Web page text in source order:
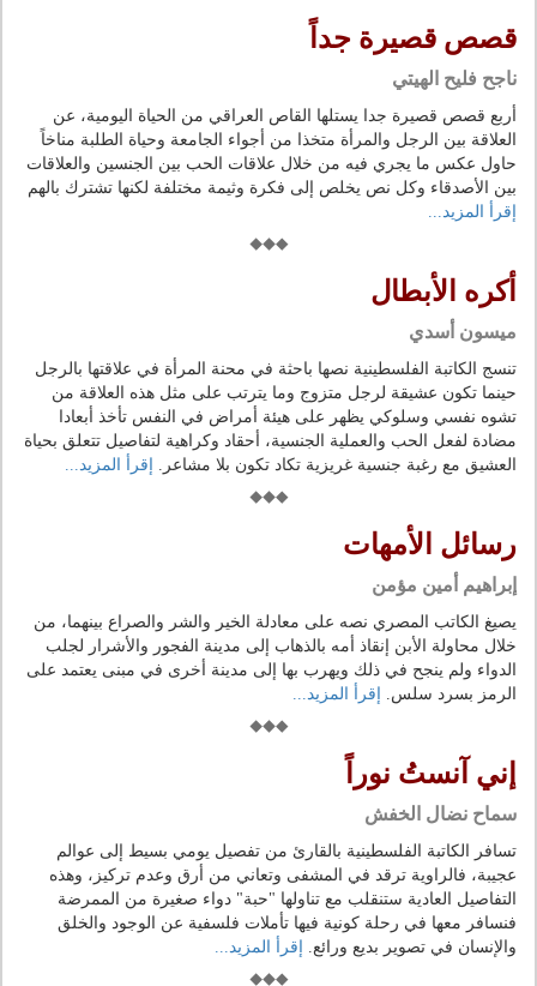
قصص قصيرة جداً
ناجح فليح الهيتي
أربع قصص قصيرة جدا يستلها القاص العراقي من الحياة اليومية، عن
العلاقة بين الرجل والمرأة متخذا من أجواء الجامعة وحياة الطلبة مناخاً
حاول عكس ما يجري فيه من خلال علاقات الحب بين الجنسين والعلاقات
بين الأصدقاء وكل نص يخلص إلى فكرة وثيمة مختلفة لكنها تشترك بالهم
إقرأ المزيد...
أكره الأبطال
ميسون أسدي
تنسج الكاتبة الفلسطينية نصها باحثة في محنة المرأة في علاقتها بالرجل
حينما تكون عشيقة لرجل متزوج وما يترتب على مثل هذه العلاقة من
تشوه نفسي وسلوكي يظهر على هيئة أمراض في النفس تأخذ أبعادا
مضادة لفعل الحب والعملية الجنسية، أحقاد وكراهية لتفاصيل تتعلق بحياة
العشيق مع رغبة جنسية غريزية تكاد تكون بلا مشاعر.
إقرأ المزيد...
رسائل الأمهات
إبراهيم أمين مؤمن
يصيغ الكاتب المصري نصه على معادلة الخير والشر والصراع بينهما، من
خلال محاولة الأبن إنقاذ أمه بالذهاب إلى مدينة الفجور والأشرار لجلب
الدواء ولم ينجح في ذلك ويهرب بها إلى مدينة أخرى في مبنى يعتمد على
الرمز بسرد سلس.
إقرأ المزيد...
إني آنستُ نوراً
سماح نضال الخفش
تسافر الكاتبة الفلسطينية بالقارئ من تفصيل يومي بسيط إلى عوالم
عجيبة، فالراوية ترقد في المشفى وتعاني من أرق وعدم تركيز، وهذه
التفاصيل العادية ستنقلب مع تناولها "حبة" دواء صغيرة من الممرضة
فنسافر معها في رحلة كونية فيها تأملات فلسفية عن الوجود والخلق
والإنسان في تصوير بديع ورائع.
إقرأ المزيد...